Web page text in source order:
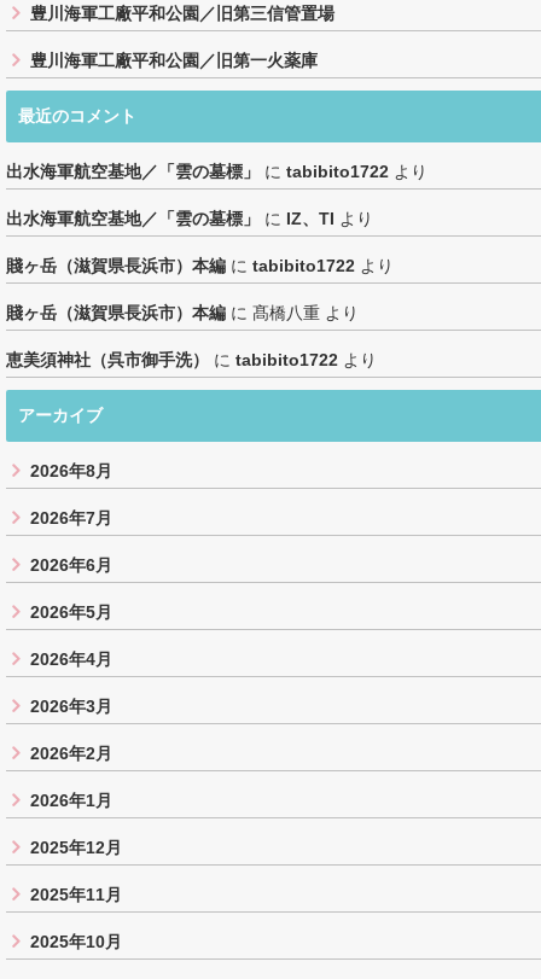
豊川海軍工廠平和公園／旧第三信管置場
豊川海軍工廠平和公園／旧第一火薬庫
最近のコメント
出水海軍航空基地／「雲の墓標」 に tabibito1722 より
出水海軍航空基地／「雲の墓標」 に IZ、TI より
賤ヶ岳（滋賀県長浜市）本編 に tabibito1722 より
賤ヶ岳（滋賀県長浜市）本編 に 髙橋八重 より
恵美須神社（呉市御手洗） に tabibito1722 より
アーカイブ
2026年8月
2026年7月
2026年6月
2026年5月
2026年4月
2026年3月
2026年2月
2026年1月
2025年12月
2025年11月
2025年10月